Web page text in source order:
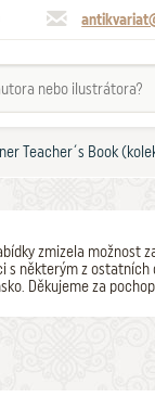
Teacher´s Book
zmizela možnost
některým z
Děkujeme za